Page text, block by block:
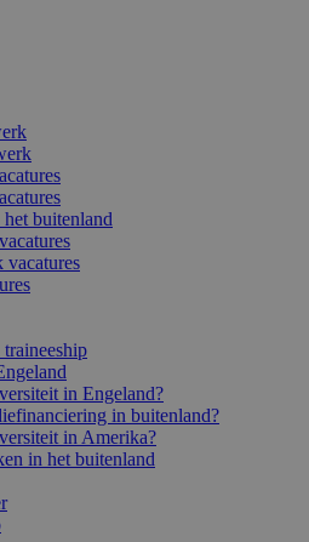
buitenland
vacatures
in Engeland?
in buitenland?
in Amerika?
in het buitenland